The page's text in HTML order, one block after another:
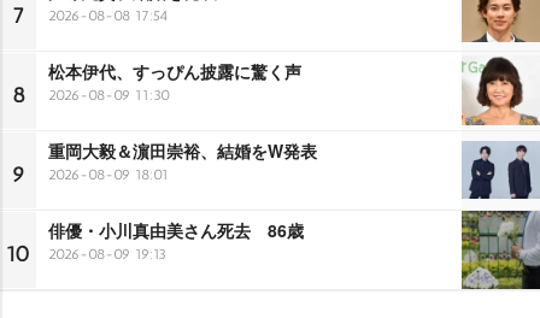
7 2026-08-08 17:54
8
松本伊代、すっぴん披露に驚く声
2026-08-09 11:30
9
重岡大毅＆濵田崇裕、結婚をW発表
2026-08-09 18:01
10
俳優・小川真由美さん死去 86歳
2026-08-09 19:13